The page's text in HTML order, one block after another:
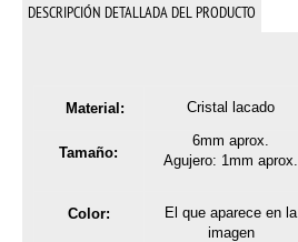
DESCRIPCIÓN DETALLADA DEL PRODUCTO
Material: Cristal lacado
Tamaño:
6mm aprox.
Agujero: 1mm aprox.
Color:
El que aparece en la
imagen